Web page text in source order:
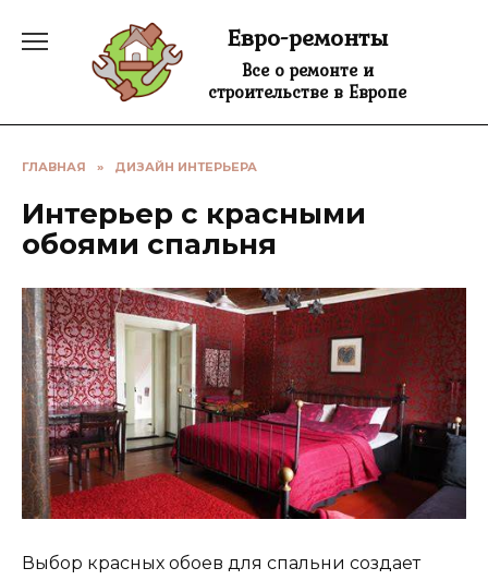
содержанию
Евро-ремонты
Все о ремонте и
строительстве в Европе
ГЛАВНАЯ » ДИЗАЙН ИНТЕРЬЕРА
Интерьер с красными
обоями спальня
Выбор красных обоев для спальни создает